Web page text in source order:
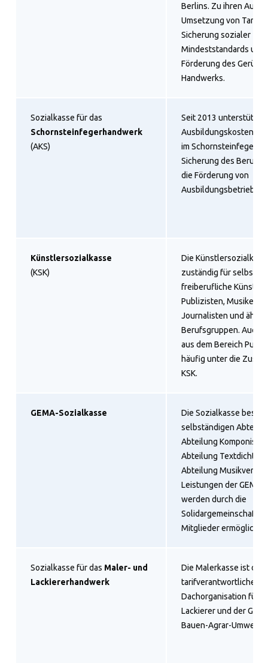
Berlins. Zu ihren
Umsetzung von
Sicherung sozialer
Mindeststandards und
Förderung des
Handwerks.
Sozialkasse für das
Schornsteinfegerhandwerk
(AKS)
Seit 2013 unterstützt
im
Sicherung des
die Förderung von
Ausbildungsbetrieben.
Künstlersozialkasse
(KSK)
Die
zuständig für
freiberufliche
Publizisten, Musiker,
Journalisten und
Berufsgruppen. Auch
aus dem Bereich
häufig unter die
KSK.
GEMA-Sozialkasse
Die Sozialkasse
selbständigen
Abteilung
Abteilung Textdichter,
Abteilung
Leistungen der GEMA-
werden durch die
Solidargemeinschaft
Mitglieder ermöglicht.
Sozialkasse für das Maler- und
Lackiererhandwerk
Die Malerkasse ist die
tarifverantwortliche
Dachorganisation für
Lackierer und der
Bauen-Agrar-Umwelt.